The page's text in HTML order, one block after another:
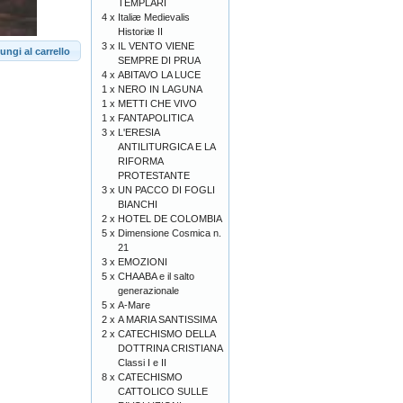
al carrello
TEMPLARI
4 x Italiæ Medievalis
Historiæ II
3 x IL VENTO VIENE
SEMPRE DI PRUA
4 x ABITAVO LA LUCE
1 x NERO IN LAGUNA
1 x METTI CHE VIVO
1 x FANTAPOLITICA
3 x L'ERESIA
ANTILITURGICA E LA
RIFORMA
PROTESTANTE
3 x UN PACCO DI FOGLI
BIANCHI
2 x HOTEL DE COLOMBIA
5 x Dimensione Cosmica n.
21
3 x EMOZIONI
5 x CHAABA e il salto
generazionale
5 x A-Mare
2 x A MARIA SANTISSIMA
2 x CATECHISMO DELLA
DOTTRINA CRISTIANA
Classi I e II
8 x CATECHISMO
CATTOLICO SULLE